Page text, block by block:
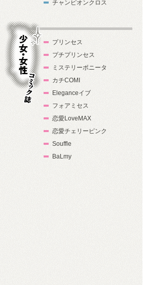
チャンピオンクロス
少女・女性コ
ミック誌
プリンセス
プチプリンセス
ミステリーボニータ
カチCOMI
Eleganceイブ
フォアミセス
恋愛LoveMAX
恋愛チェリーピンク
Souffle
BaLmy